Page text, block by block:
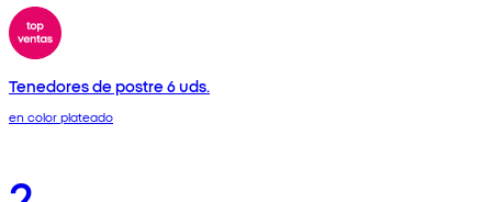
Tenedores de postre 6 uds.
en color plateado